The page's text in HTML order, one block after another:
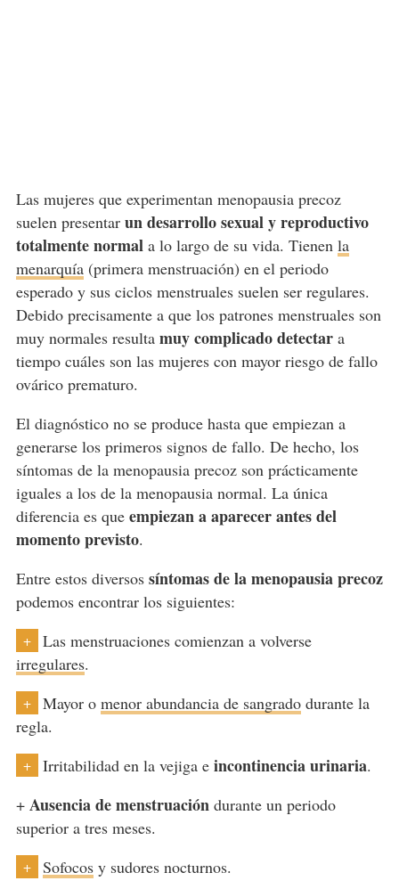
Las mujeres que experimentan menopausia precoz
suelen presentar un desarrollo sexual y reproductivo
totalmente normala lo largo de su vida. Tienen la
menarquía(primera menstruación) en el periodo
esperado y sus ciclos menstruales suelen ser regulares.
Debido precisamente a que los patrones menstruales son
muy normales resultamuy complicado detectara
tiempo cuáles son las mujeres con mayor riesgo de fallo
ovárico prematuro.
El diagnóstico no se produce hasta que empiezan a
generarse los primeros signos de fallo. De hecho, los
síntomas de la menopausia precoz son prácticamente
iguales a los de la menopausia normal. La única
diferencia es que empiezan a aparecer antes del
momento previsto.
Entre estos diversos síntomas de la menopausia precoz
podemos encontrar los siguientes:
+
Las menstruaciones comienzan a volverse
irregulares.
+ Mayor o menor abundancia de sangradodurante la
regla.
+ Irritabilidad en la vejiga e incontinencia urinaria.
+ Ausencia de menstruacióndurante un periodo
superior a tres meses.
+ Sofocosy sudores nocturnos.